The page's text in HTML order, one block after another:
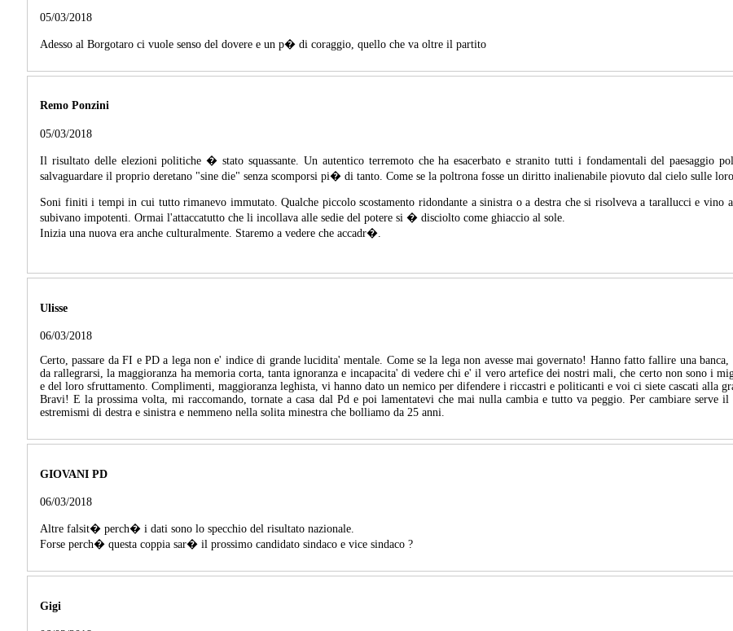
05/03/2018
Adesso al Borgotaro ci vuole senso del dovere e un p� di coraggio, quello che va oltre il partito
Remo Ponzini
05/03/2018
Il risultato delle elezioni politiche � stato squassante. Un autentico terremoto che ha esacerbato e stranito tutti i fondamentali del paesaggio
salvaguardare il proprio deretano "sine die" senza scomporsi pi� di tanto. Come se la poltrona fosse un diritto inalienabile piovuto dal cielo sulle loro
Soni finiti i tempi in cui tutto rimanevo immutato. Qualche piccolo scostamento ridondante a sinistra o a destra che si risolveva a tarallucci e vino
subivano impotenti. Ormai l'attaccatutto che li incollava alle sedie del potere si � disciolto come ghiaccio al sole.
Inizia una nuova era anche culturalmente. Staremo a vedere che accadr�.
Ulisse
06/03/2018
Certo, passare da FI e PD a lega non e' indice di grande lucidita' mentale. Come se la lega non avesse mai governato! Hanno fatto fallire una
da rallegrarsi, la maggioranza ha memoria corta, tanta ignoranza e incapacita' di vedere chi e' il vero artefice dei nostri mali, che certo non sono i
e del loro sfruttamento. Complimenti, maggioranza leghista, vi hanno dato un nemico per difendere i riccastri e politicanti e voi ci siete cascati alla
Bravi! E la prossima volta, mi raccomando, tornate a casa dal Pd e poi lamentatevi che mai nulla cambia e tutto va peggio. Per cambiare serve
estremismi di destra e sinistra e nemmeno nella solita minestra che bolliamo da 25 anni.
GIOVANI PD
06/03/2018
Altre falsit� perch� i dati sono lo specchio del risultato nazionale.
Forse perch� questa coppia sar� il prossimo candidato sindaco e vice sindaco ?
Gigi